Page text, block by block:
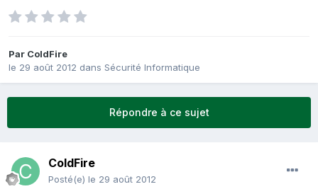
Par ColdFire
le 29 août 2012 dans Sécurité Informatique
Répondre à ce sujet
ColdFire
Posté(e) le 29 août 2012